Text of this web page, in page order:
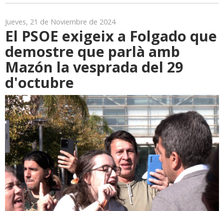
Jueves, 21 de Noviembre de 2024
El PSOE exigeix a Folgado que
demostre que parlà amb
Mazón la vesprada del 29
d'octubre